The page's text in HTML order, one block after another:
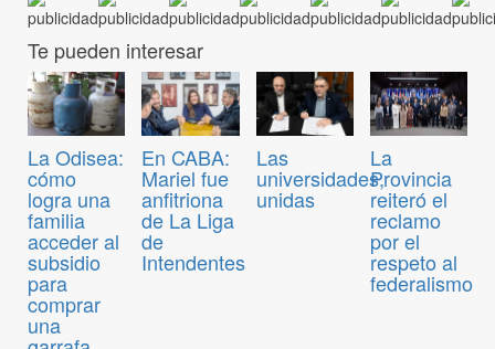
Te pueden interesar
La Odisea:
cómo
logra una
familia
acceder al
subsidio
para
comprar
una
En CABA:
Mariel fue
anfitriona
de La Liga
de
Intendentes
Las
universidades,
unidas
La
Provincia
reiteró el
reclamo
por el
respeto al
federalismo